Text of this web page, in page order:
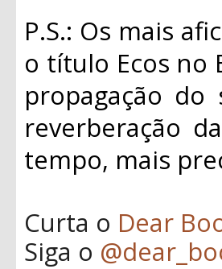
P.S.: Os mais
o título Ecos no
propagação
reverberação
tempo, mais
Curta o Dear
Siga o